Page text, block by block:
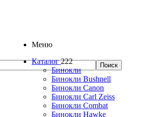
Меню
Каталог 222
Бинокли
Бинокли Bushnell
Бинокли Canon
Бинокли Carl Zeiss
Бинокли Combat
Бинокли Hawke